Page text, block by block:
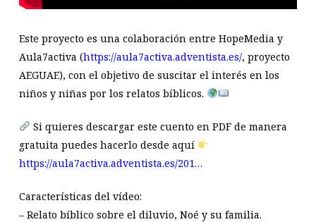
Este proyecto es una colaboración entre HopeMedia y
Aula7activa (https://aula7activa.adventista.es/, proyecto
AEGUAE), con el objetivo de suscitar el interés en los
niños y niñas por los relatos bíblicos.
Si quieres descargar este cuento en PDF de manera
gratuita puedes hacerlo desde aquí
https://aula7activa.adventista.es/201…
Características del vídeo:
– Relato bíblico sobre el diluvio, Noé y su familia.